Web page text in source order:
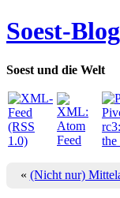
Soest-Blog
Soest und die Welt
« (Nicht nur)